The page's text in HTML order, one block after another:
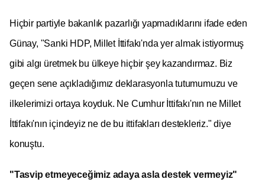
Hiçbir partiyle bakanlık pazarlığı yapmadıklarını ifade eden
Günay, "Sanki HDP, Millet İttifakı'nda yer almak istiyormuş
gibi algı üretmek bu ülkeye hiçbir şey kazandırmaz. Biz
geçen sene açıkladığımız deklarasyonla tutumumuzu ve
ilkelerimizi ortaya koyduk. Ne Cumhur İttifakı'nın ne Millet
İttifakı'nın içindeyiz ne de bu ittifakları destekleriz." diye
konuştu.
"Tasvip etmeyeceğimiz adaya asla destek vermeyiz"